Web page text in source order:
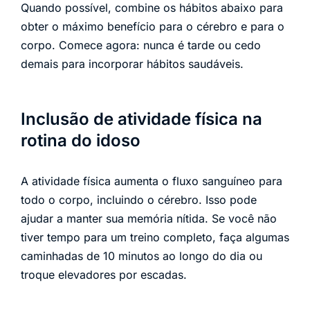
Quando possível, combine os hábitos abaixo para
obter o máximo benefício para o cérebro e para o
corpo. Comece agora: nunca é tarde ou cedo
demais para incorporar hábitos saudáveis.
Inclusão de atividade física na
rotina do idoso
A atividade física aumenta o fluxo sanguíneo para
todo o corpo, incluindo o cérebro. Isso pode
ajudar a manter sua memória nítida. Se você não
tiver tempo para um treino completo, faça algumas
caminhadas de 10 minutos ao longo do dia ou
troque elevadores por escadas.